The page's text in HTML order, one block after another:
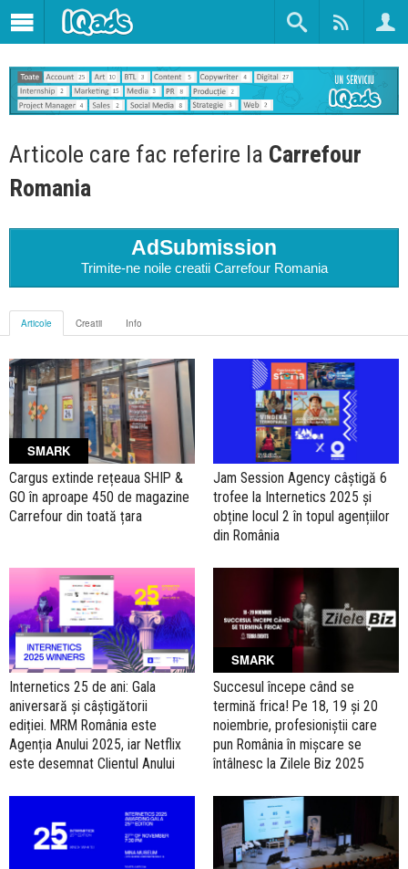
Articole care fac referire la Carrefour
Romania
AdSubmission
Trimite-ne noile creatii Carrefour Romania
Articole Creatii Info
SMARK
Cargus extinde rețeaua SHIP &
GO în aproape 450 de magazine
Carrefour din toată țara
Jam Session Agency câștigă 6
trofee la Internetics 2025 și
obține locul 2 în topul agențiilor
din România
Internetics 25 de ani: Gala
aniversară și câștigătorii
ediției. MRM România este
Agenția Anului 2025, iar Netflix
este desemnat Clientul Anului
SMARK
Succesul începe când se
termină frica! Pe 18, 19 și 20
noiembrie, profesioniștii care
pun România în mișcare se
întâlnesc la Zilele Biz 2025